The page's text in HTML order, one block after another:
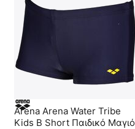
Arena Arena Water Tribe
Kids B Short Παιδικό Μαγιό